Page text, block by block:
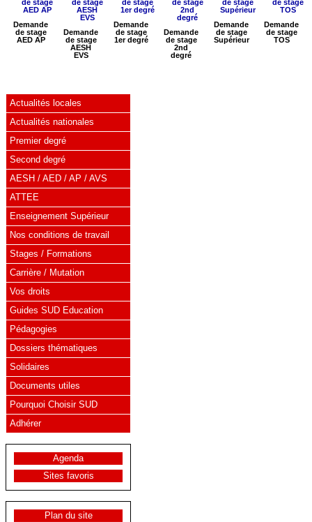
Demande
de stage
AED AP
Demande
de stage
AESH
EVS
Demande
de stage
1er degré
Demande
de stage
2nd
degré
Demande
de stage
Supérieur
Demande
de stage
TOS
Actualités locales
Actualités nationales
Premier degré
Second degré
AESH / AED / AP / AVS
ATTEE
Enseignement Supérieur
Nos conditions de travail
Stages / Formations
Carrière / Mutation
Vos droits
Guides SUD Education
Pédagogies
Dossiers thématiques
Solidaires
Documents utiles
Pourquoi Choisir SUD
Adhérer
Agenda
Sites favoris
Plan du site